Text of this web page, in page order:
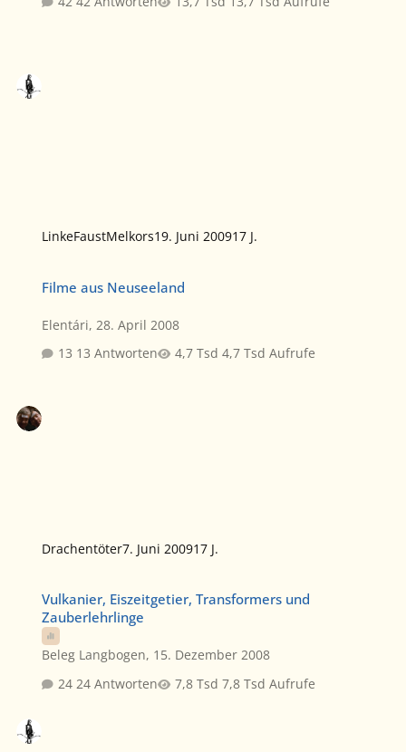
LinkeFaustMelkors19. Juni 200917 J.
Filme aus Neuseeland
Elentári, 28. April 2008
13 Antworten
4,7 Tsd Aufrufe
Drachentöter7. Juni 200917 J.
Vulkanier, Eiszeitgetier, Transformers und
Zauberlehrlinge
Beleg Langbogen, 15. Dezember 2008
24 Antworten
7,8 Tsd Aufrufe